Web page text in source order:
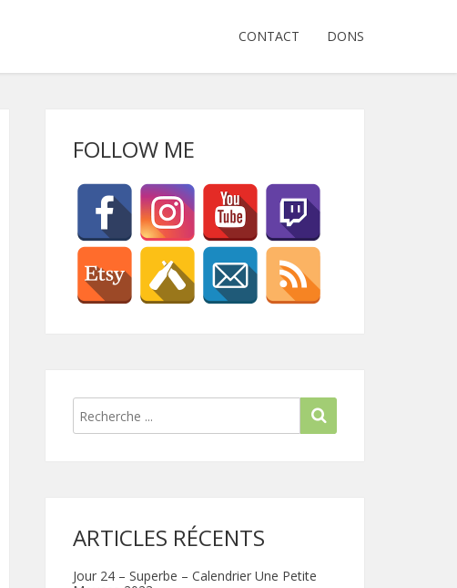
CONTACT DONS
FOLLOW ME
ARTICLES RÉCENTS
Jour 24 – Superbe – Calendrier Une Petite